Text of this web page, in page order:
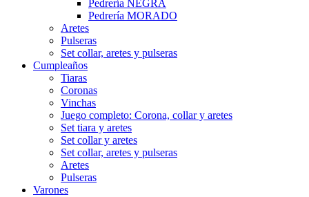
Pedrería NEGRA
Pedrería MORADO
Aretes
Pulseras
Set collar, aretes y pulseras
Cumpleaños
Tiaras
Coronas
Vinchas
Juego completo: Corona, collar y aretes
Set tiara y aretes
Set collar y aretes
Set collar, aretes y pulseras
Aretes
Pulseras
Varones